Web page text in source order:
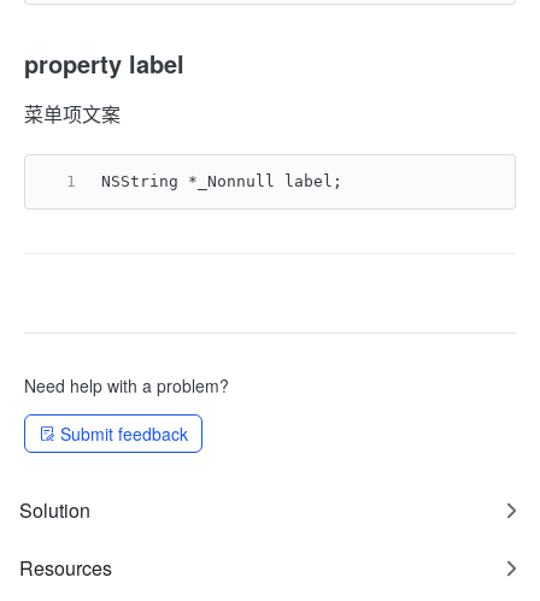
property label
菜单项文案
NSString *_Nonnull label;
Need help with a problem?
Submit feedback
Solution
Resources